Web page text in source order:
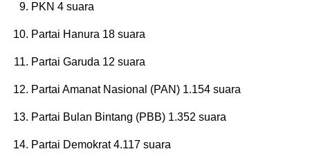
PKN 4 suara
Partai Hanura 18 suara
Partai Garuda 12 suara
Partai Amanat Nasional (PAN) 1.154 suara
Partai Bulan Bintang (PBB) 1.352 suara
Partai Demokrat 4.117 suara